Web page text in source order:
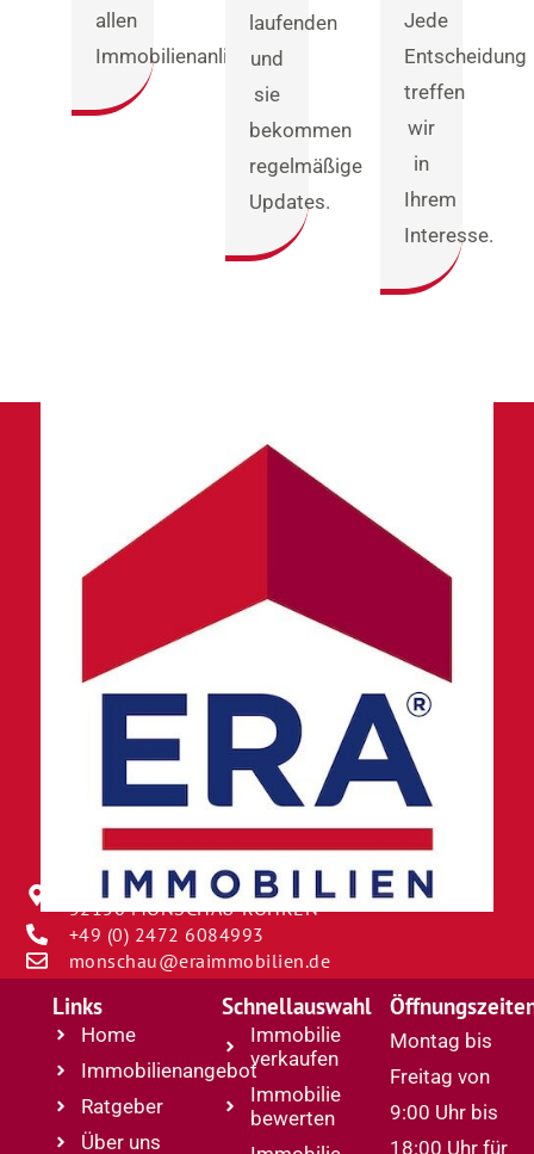
allen
Immobilienanliegen.
laufenden
und
sie
bekommen
regelmäßige
Updates.
Jede
Entscheidung
treffen
wir
in
Ihrem
Interesse.
BORNGASSE 12
52156 MONSCHAU-ROHREN
+49 (0) 2472 6084993
monschau@eraimmobilien.de
Links
Home
Immobilienangebot
Ratgeber
Über uns
Schnellauswahl
Immobilie
verkaufen
Immobilie
bewerten
Montag bis
Freitag von
9:00 Uhr bis
18:00 Uhr für